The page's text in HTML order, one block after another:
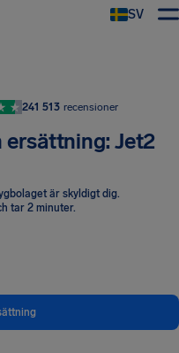
SV
241 513 recensioner
ersättning: Jet2
är skyldigt dig.
tar 2 minuter.